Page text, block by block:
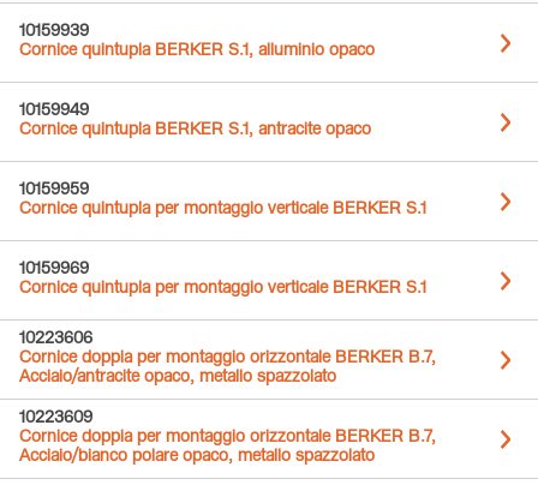
10159939
Cornice quintupla BERKER S.1, alluminio opaco
10159949
Cornice quintupla BERKER S.1, antracite opaco
10159959
Cornice quintupla per montaggio verticale BERKER S.1
10159969
Cornice quintupla per montaggio verticale BERKER S.1
10223606
Cornice doppia per montaggio orizzontale BERKER B.7,
Acciaio/antracite opaco, metallo spazzolato
10223609
Cornice doppia per montaggio orizzontale BERKER B.7,
Acciaio/bianco polare opaco, metallo spazzolato